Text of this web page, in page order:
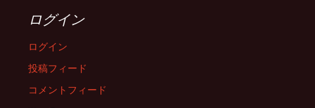
ログイン
ログイン
投稿フィード
コメントフィード